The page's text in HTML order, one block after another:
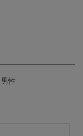
男性